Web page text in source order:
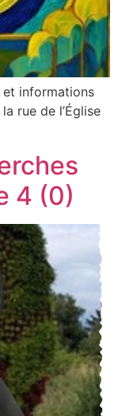
et informations
rue de l’Église
4 (0)